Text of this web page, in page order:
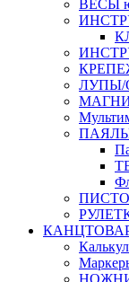
ВЕСЫ
ЛУПЫ/